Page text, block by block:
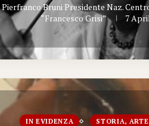
Pierfranco Bruni Presidente Naz.
“Francesco Grisi”
7
IN EVIDENZA STORIA,